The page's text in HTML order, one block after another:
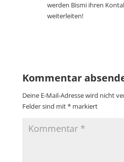
werden Bismi ihren
weiterleiten!
Kommentar
Deine E-Mail-Adresse wird nicht
Felder sind mit*markiert